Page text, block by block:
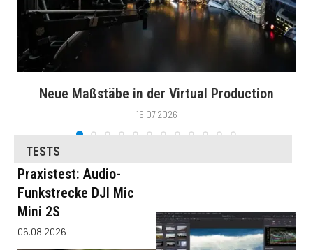
Neue Maßstäbe in der Virtual Production
16.07.2026
TESTS
Praxistest: Audio-
Funkstrecke DJI Mic
Mini 2S
06.08.2026